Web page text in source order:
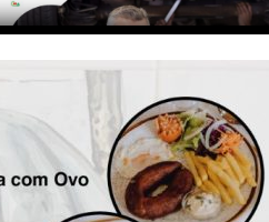
OPINIÃO E CRÓNICAS